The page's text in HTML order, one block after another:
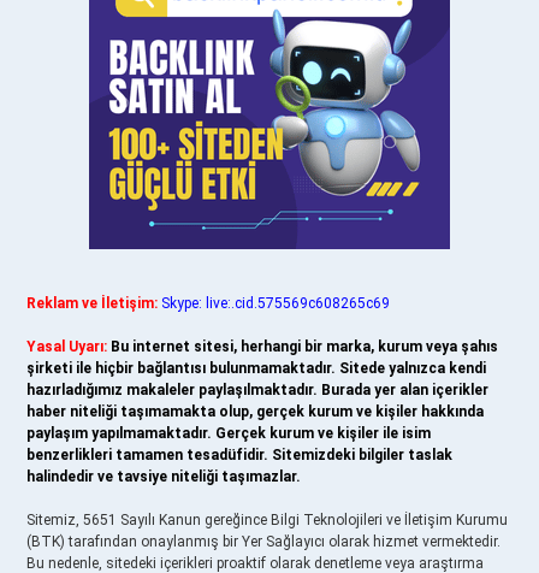
Reklam ve İletişim: Skype: live:.cid.575569c608265c69
Yasal Uyarı: Bu internet sitesi, herhangi bir marka, kurum veya şahıs
şirketi ile hiçbir bağlantısı bulunmamaktadır. Sitede yalnızca kendi
hazırladığımız makaleler paylaşılmaktadır. Burada yer alan içerikler
haber niteliği taşımamakta olup, gerçek kurum ve kişiler hakkında
paylaşım yapılmamaktadır. Gerçek kurum ve kişiler ile isim
benzerlikleri tamamen tesadüfidir. Sitemizdeki bilgiler taslak
halindedir ve tavsiye niteliği taşımazlar.
Sitemiz, 5651 Sayılı Kanun gereğince Bilgi Teknolojileri ve İletişim Kurumu
(BTK) tarafından onaylanmış bir Yer Sağlayıcı olarak hizmet vermektedir.
Bu nedenle, sitedeki içerikleri proaktif olarak denetleme veya araştırma